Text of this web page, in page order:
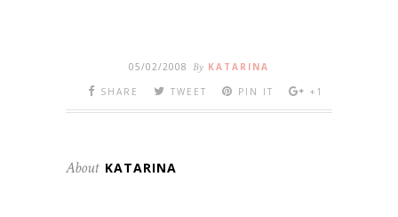
05/02/2008 By KATARINA
SHARE
TWEET PIN IT +1
About KATARINA